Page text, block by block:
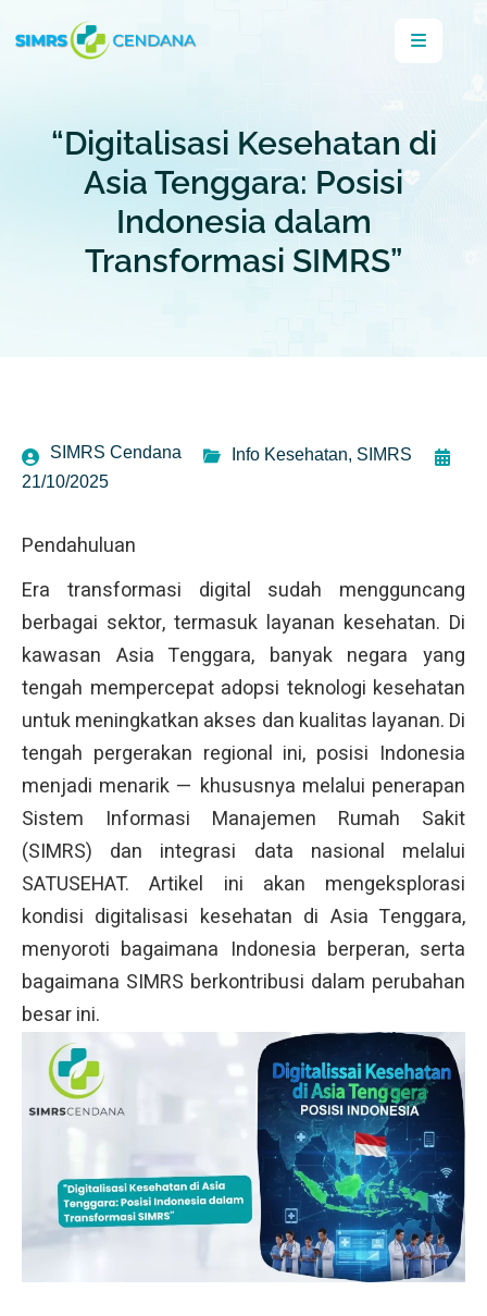
“Digitalisasi Kesehatan di
Asia Tenggara: Posisi
Indonesia dalam
Transformasi SIMRS”
SIMRS Cendana Info Kesehatan, SIMRS
21/10/2025
Pendahuluan
Era transformasi digital sudah mengguncang
berbagai sektor, termasuk layanan kesehatan. Di
kawasan Asia Tenggara, banyak negara yang
tengah mempercepat adopsi teknologi kesehatan
untuk meningkatkan akses dan kualitas layanan. Di
tengah pergerakan regional ini, posisi Indonesia
menjadi menarik — khususnya melalui penerapan
Sistem Informasi Manajemen Rumah Sakit
(SIMRS) dan integrasi data nasional melalui
SATUSEHAT. Artikel ini akan mengeksplorasi
kondisi digitalisasi kesehatan di Asia Tenggara,
menyoroti bagaimana Indonesia berperan, serta
bagaimana SIMRS berkontribusi dalam perubahan
besar ini.